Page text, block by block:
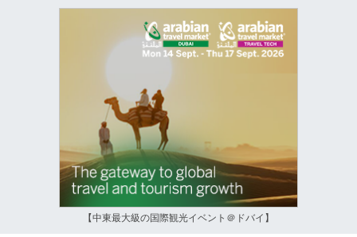
【中東最大級の国際観光イベント＠ドバイ】